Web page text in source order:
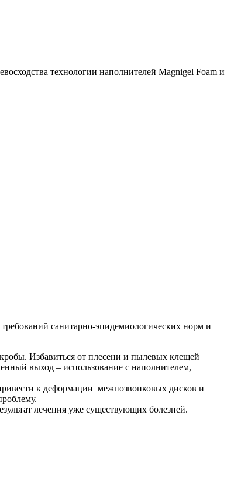
технологии наполнителей Magnigel Foam и
санитарно-эпидемиологических норм и
Избавиться от плесени и пылевых клещей
выход – использование с наполнителем,
к деформации межпозвонковых дисков и
лечения уже существующих болезней.